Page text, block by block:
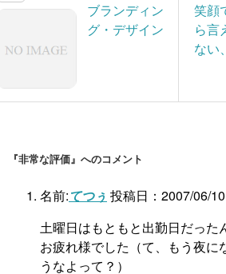
ブランディン
グ・デザイン
笑顔
ら言
ない
『非常な評価』へのコメント
名前:てつぅ 投稿日：2007/06/
土曜日はもともと出勤日だった
お疲れ様でした（て、もう夜に
うなよって？）